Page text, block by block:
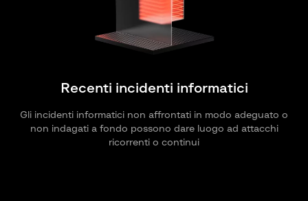
Recenti incidenti informatici
Gli incidenti informatici non affrontati in modo adeguato o
non indagati a fondo possono dare luogo ad attacchi
ricorrenti o continui